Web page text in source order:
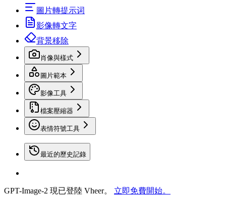
圖片轉提示词
影像轉文字
背景移除
肖像與樣式
圖片範本
影像工具
檔案壓縮器
表情符號工具
最近的歷史記錄
GPT-Image-2 現已登陸 Vheer。 立即免費開始。